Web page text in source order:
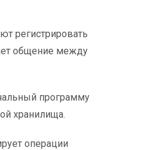
регистрировать
общение между
программу
хранилища.
операции